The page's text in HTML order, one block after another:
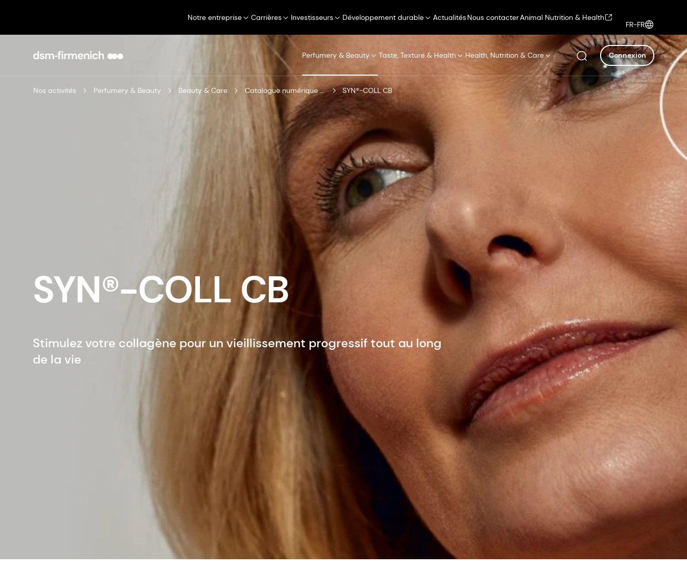
Notre entreprise Carrières Investisseurs Développement durable ActualitésNous contacterAnimal Nutrition & Health
FR-FR
Perfumery & Beauty Taste, Texture & Health Health, Nutrition & Care Connexion
Nos activités Perfumery & Beauty Beauty & Care Catalogue numérique de produits SYN®-COLL CB
SYN®-COLL CB
Stimulez votre collagène pour un vieillissement progressif tout au long
de la vie